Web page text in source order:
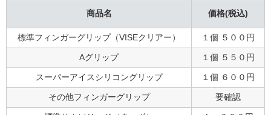
商品名 価格(税込)
標準フィンガーグリップ（VISEクリアー） １個 ５００円
Aグリップ １個 ５５０円
スーパーアイスシリコングリップ １個 ６００円
その他フィンガーグリップ 要確認